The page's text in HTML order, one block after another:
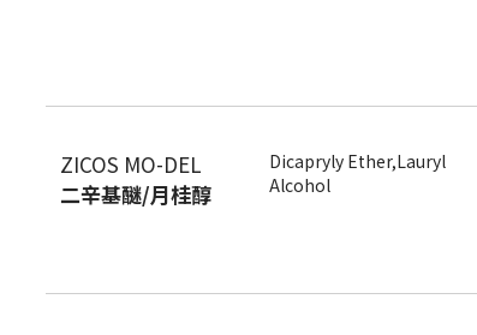
ZICOS MO-DEL
二辛基醚/月桂醇
Dicapryly Ether,Lauryl
Alcohol